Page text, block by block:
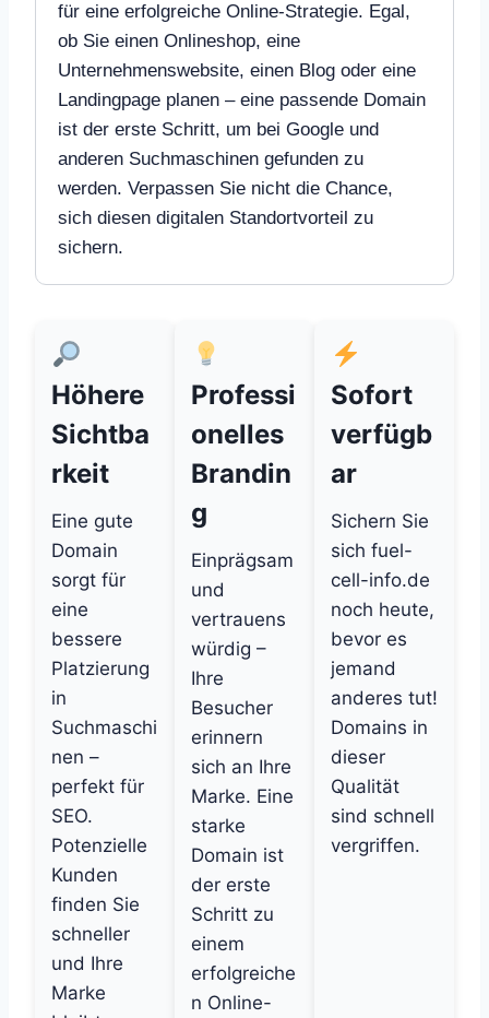
für eine erfolgreiche Online-Strategie. Egal,
ob Sie einen Onlineshop, eine
Unternehmenswebsite, einen Blog oder eine
Landingpage planen – eine passende Domain
ist der erste Schritt, um bei Google und
anderen Suchmaschinen gefunden zu
werden. Verpassen Sie nicht die Chance,
sich diesen digitalen Standortvorteil zu
sichern.
Höhere
Sichtba
rkeit
Eine gute
Domain
sorgt für
eine
bessere
Platzierung
in
Suchmaschi
nen –
perfekt für
SEO.
Potenzielle
Kunden
finden Sie
schneller
und Ihre
Marke
Professi
onelles
Brandin
g
Einprägsam
und
vertrauens
würdig –
Ihre
Besucher
erinnern
sich an Ihre
Marke. Eine
starke
Domain ist
der erste
Schritt zu
einem
erfolgreiche
n Online-
Sofort
verfügb
ar
Sichern Sie
sich fuel-
cell-info.de
noch heute,
bevor es
jemand
anderes tut!
Domains in
dieser
Qualität
sind schnell
vergriffen.